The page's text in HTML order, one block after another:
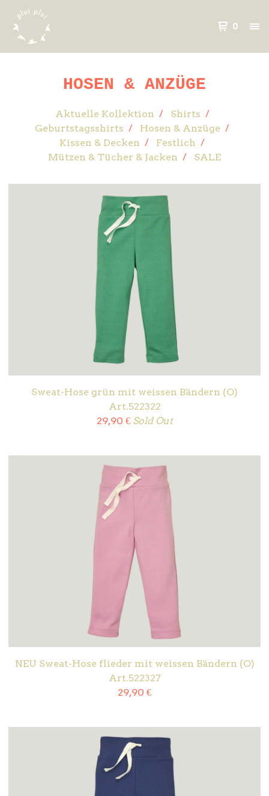
0
HOSEN & ANZÜGE
Aktuelle Kollektion
Shirts
Geburtstagsshirts
Hosen & Anzüge
Kissen & Decken
Festlich
Mützen & Tücher & Jacken
SALE
Sweat-Hose grün mit weissen Bändern (O)
Art.522322
29,90 € Sold Out
NEU Sweat-Hose flieder mit weissen Bändern (O)
Art.522327
29,90 €